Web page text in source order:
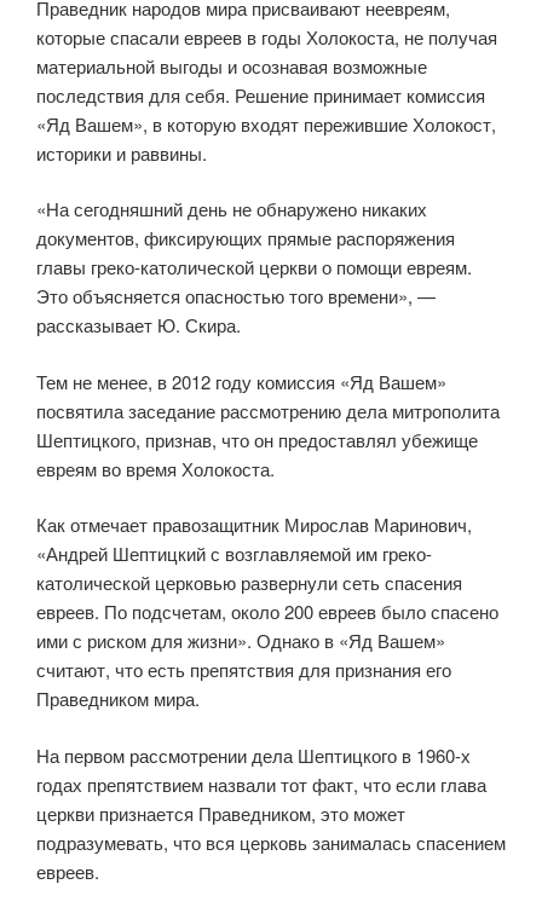
Праведник народов мира присваивают неевреям,
которые спасали евреев в годы Холокоста, не получая
материальной выгоды и осознавая возможные
последствия для себя. Решение принимает комиссия
«Яд Вашем», в которую входят пережившие Холокост,
историки и раввины.
«На сегодняшний день не обнаружено никаких
документов, фиксирующих прямые распоряжения
главы греко-католической церкви о помощи евреям.
Это объясняется опасностью того времени», —
рассказывает Ю. Скира.
Тем не менее, в 2012 году комиссия «Яд Вашем»
посвятила заседание рассмотрению дела митрополита
Шептицкого, признав, что он предоставлял убежище
евреям во время Холокоста.
Как отмечает правозащитник Мирослав Маринович,
«Андрей Шептицкий с возглавляемой им греко-
католической церковью развернули сеть спасения
евреев. По подсчетам, около 200 евреев было спасено
ими с риском для жизни». Однако в «Яд Вашем»
считают, что есть препятствия для признания его
Праведником мира.
На первом рассмотрении дела Шептицкого в 1960-х
годах препятствием назвали тот факт, что если глава
церкви признается Праведником, это может
подразумевать, что вся церковь занималась спасением
евреев.